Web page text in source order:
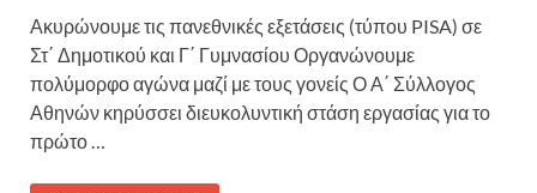
Ακυρώνουμε τις πανεθνικές εξετάσεις (τύπου PISA) σε
Στ΄ Δημοτικού και Γ΄ Γυμνασίου Οργανώνουμε
πολύμορφο αγώνα μαζί με τους γονείς Ο Α΄ Σύλλογος
Αθηνών κηρύσσει διευκολυντική στάση εργασίας για το
πρώτο …